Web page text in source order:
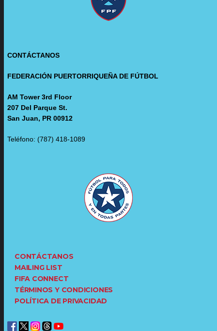
CONTÁCTANOS
FEDERACIÓN PUERTORRIQUEÑA DE FÚTBOL
AM Tower 3rd Floor
207 Del Parque St.
San Juan, PR 00912
Teléfono: (787) 418-1089
CONTÁCTANOS
MAILING LIST
FIFA CONNECT
TÉRMINOS Y CONDICIONES
POLÍTICA DE PRIVACIDAD